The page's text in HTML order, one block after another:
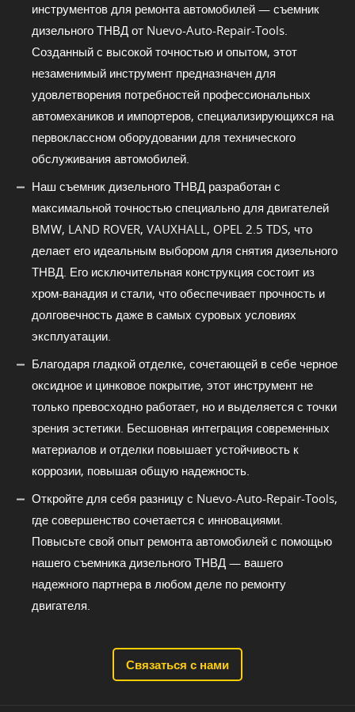
инструментов для ремонта автомобилей — съемник
дизельного ТНВД от Nuevo-Auto-Repair-Tools.
Созданный с высокой точностью и опытом, этот
незаменимый инструмент предназначен для
удовлетворения потребностей профессиональных
автомехаников и импортеров, специализирующихся на
первоклассном оборудовании для технического
обслуживания автомобилей.
Наш съемник дизельного ТНВД разработан с
максимальной точностью специально для двигателей
BMW, LAND ROVER, VAUXHALL, OPEL 2.5 TDS, что
делает его идеальным выбором для снятия дизельного
ТНВД. Его исключительная конструкция состоит из
хром-ванадия и стали, что обеспечивает прочность и
долговечность даже в самых суровых условиях
эксплуатации.
Благодаря гладкой отделке, сочетающей в себе черное
оксидное и цинковое покрытие, этот инструмент не
только превосходно работает, но и выделяется с точки
зрения эстетики. Бесшовная интеграция современных
материалов и отделки повышает устойчивость к
коррозии, повышая общую надежность.
Откройте для себя разницу с Nuevo-Auto-Repair-Tools,
где совершенство сочетается с инновациями.
Повысьте свой опыт ремонта автомобилей с помощью
нашего съемника дизельного ТНВД — вашего
надежного партнера в любом деле по ремонту
двигателя.
Связаться с нами